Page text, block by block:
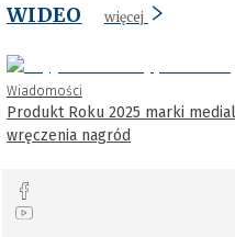
WIDEO więcej
Wiadomości
Produkt Roku 2025 marki
wręczenia nagród